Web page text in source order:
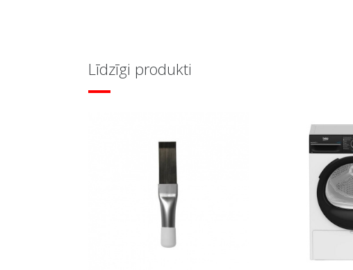
Līdzīgi produkti